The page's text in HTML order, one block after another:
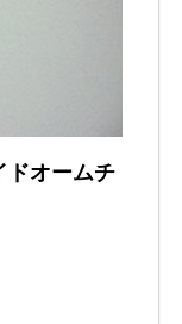
ドオームチ